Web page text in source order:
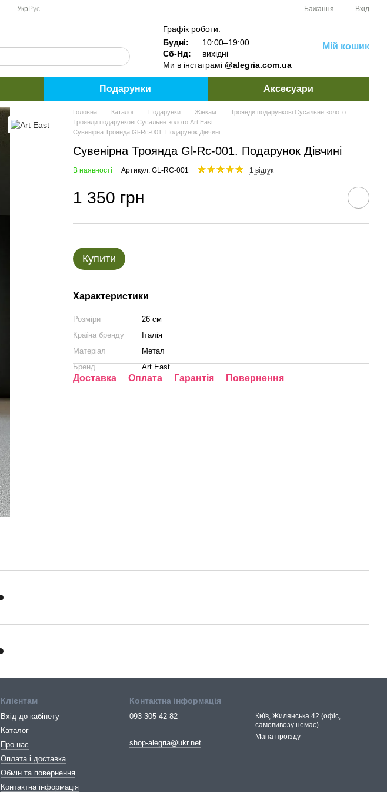
Укр Рус Бажання Вхід
Графік роботи:
Будні:
10:00–19:00
Сб-Нд:
вихідні
Ми в інстаграмі @alegria.com.ua
Мій кошик
Подарунки Аксесуари
Головна Каталог Подарунки Жінкам
Троянди подарункові Сусальне золото
Троянди подарункові Сусальне золото Art East
Сувенірна Троянда Gl-Rc-001. Подарунок Дівчині
Сувенірна Троянда Gl-Rc-001. Подарунок Дівчині
В наявності Артикул: GL-RC-001 1 відгук
1 350 грн
Купити
Характеристики
Розміри
26 см
Країна бренду
Італія
Матеріал
Метал
Бренд
Art East
Доставка Оплата Гарантія Повернення
Клієнтам
Вхід до кабінету
Каталог
Про нас
Оплата і доставка
Обмін та повернення
Контактна інформація
Контактна інформація
093-305-42-82
shop-alegria@ukr.net
Київ, Жилянська 42 (офіс,
самовивозу немає)
Мапа проїзду